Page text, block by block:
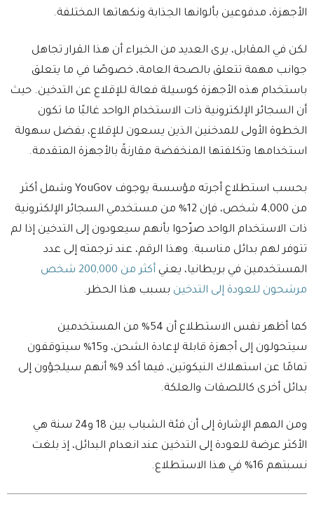
الأجهزة، مدفوعين بألوانها الجذابة ونكهاتها المختلفة.
لكن في المقابل، يرى العديد من الخبراء أن هذا القرار تجاهل
جوانب مهمة تتعلق بالصحة العامة، خصوصًا في ما يتعلق
باستخدام هذه الأجهزة كوسيلة فعالة للإقلاع عن التدخين. حيث
أن السجائر الإلكترونية ذات الاستخدام الواحد غالبًا ما تكون
الخطوة الأولى للمدخنين الذين يسعون للإقلاع، بفضل سهولة
استخدامها وتكلفتها المنخفضة مقارنةً بالأجهزة المتقدمة.
بحسب استطلاع أجرته مؤسسة يوجوف YouGov وشمل أكثر
من 4,000 شخص، فإن 12% من مستخدمي السجائر الإلكترونية
ذات الاستخدام الواحد صرّحوا بأنهم سيعودون إلى التدخين إذا لم
تتوفر لهم بدائل مناسبة. وهذا الرقم، عند ترجمته إلى عدد
المستخدمين في بريطانيا، يعني
أكثر من 200,000 شخص
مرشحون للعودة إلى التدخين بسبب هذا الحظر.
كما أظهر نفس الاستطلاع أن 54% من المستخدمين
سيتحولون إلى أجهزة قابلة لإعادة الشحن، و15% سيتوقفون
تمامًا عن استهلاك النيكوتين، فيما أكد 9% أنهم سيلجؤون إلى
بدائل أخرى كاللصقات والعلكة.
ومن المهم الإشارة إلى أن فئة الشباب بين 18 و24 سنة هي
الأكثر عرضة للعودة إلى التدخين عند انعدام البدائل، إذ بلغت
نسبتهم 16% في هذا الاستطلاع.